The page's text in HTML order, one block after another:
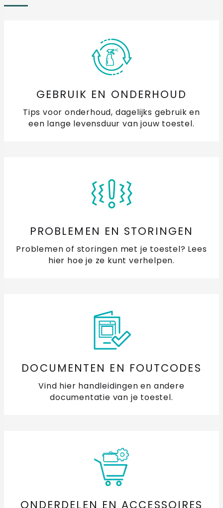
GEBRUIK EN ONDERHOUD
Tips voor onderhoud, dagelijks gebruik en
een lange levensduur van jouw toestel.
PROBLEMEN EN STORINGEN
Problemen of storingen met je toestel? Lees
hier hoe je ze kunt verhelpen.
DOCUMENTEN EN FOUTCODES
Vind hier handleidingen en andere
documentatie van je toestel.
ONDERDELEN EN ACCESSOIRES